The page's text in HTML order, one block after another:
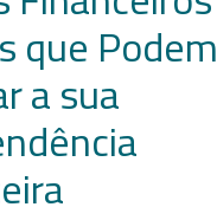
que Podem
a sua